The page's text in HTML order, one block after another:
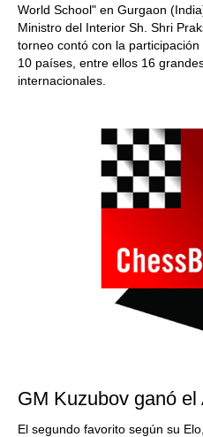
World School" en Gurgaon
Ministro del Interior Sh. Shri
torneo contó con la
10 países, entre ellos 16
internacionales.
GM Kuzubov ganó
El segundo favorito según su